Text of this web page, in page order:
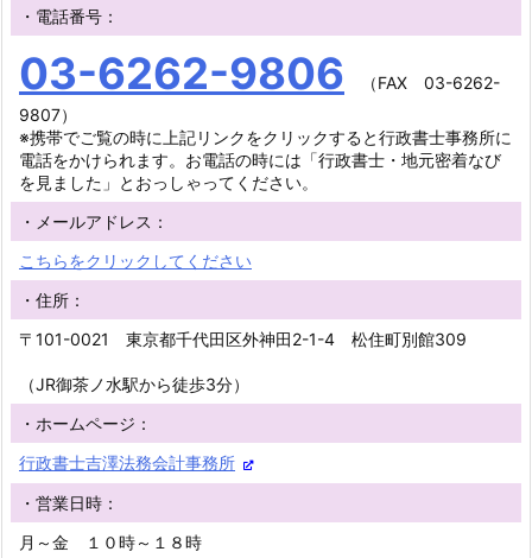
・電話番号：
03-6262-9806 （FAX 03-6262-
9807）
※携帯でご覧の時に上記リンクをクリックすると行政書士事務所に
電話をかけられます。お電話の時には「行政書士・地元密着なび
を見ました」とおっしゃってください。
・メールアドレス：
こちらをクリックしてください
・住所：
〒101-0021 東京都千代田区外神田2-1-4 松住町別館309
（JR御茶ノ水駅から徒歩3分）
・ホームページ：
行政書士吉澤法務会計事務所
・営業日時：
月～金 １０時～１８時